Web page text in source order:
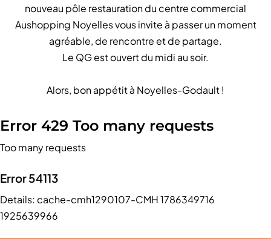
nouveau pôle restauration du centre commercial
Aushopping Noyelles vous invite à passer un moment
agréable, de rencontre et de partage.
Le QG est ouvert du midi au soir.
Alors, bon appétit à Noyelles-Godault !
Error 429 Too many requests
Too many requests
Error 54113
Details: cache-cmh1290107-CMH 1786349716
1925639966